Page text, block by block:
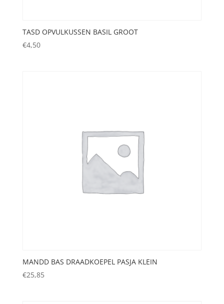
TASD OPVULKUSSEN BASIL GROOT
€4,50
MANDD BAS DRAADKOEPEL PASJA KLEIN
€25,85